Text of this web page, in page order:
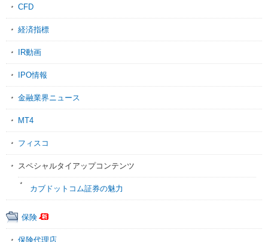
CFD
経済指標
IR動画
IPO情報
金融業界ニュース
MT4
フィスコ
スペシャルタイアップコンテンツ
カブドットコム証券の魅力
保険
保険代理店